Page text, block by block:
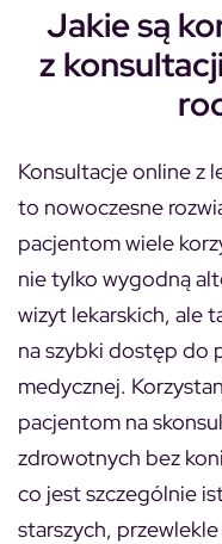
Jakie są
z
Konsultacje online z
to nowoczesne
pacjentom wiele
nie tylko wygodną
wizyt lekarskich, ale
na szybki dostęp do
medycznej.
pacjentom na
zdrowotnych bez
co jest szczególnie
starszych,